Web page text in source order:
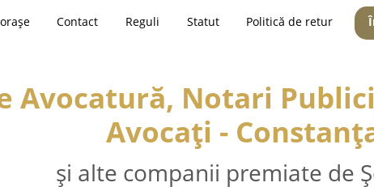
Contact Reguli Statut Politică de retur
Avocatură, Notari
Avocați -
și alte companii premiate de